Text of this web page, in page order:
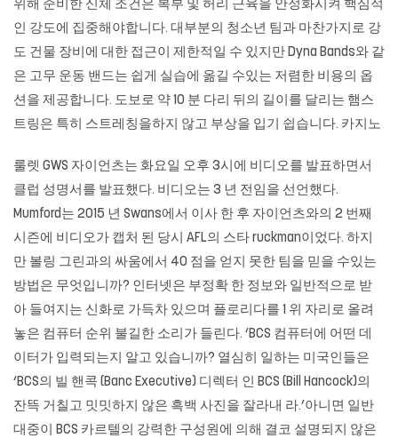
위해 준비한 신체 조건은 복부 및 허리 근육을 안정화시켜 핵심적
인 강도에 집중해야합니다. 대부분의 청소년 팀과 마찬가지로 강
도 건물 장비에 대한 접근이 제한적일 수 있지만 Dyna Bands와 같
은 고무 운동 밴드는 쉽게 실습에 옮길 수있는 저렴한 비용의 옵
션을 제공합니다. 도보로 약 10 분 다리 뒤의 길이를 달리는 햄스
트링은 특히 스트레칭을하지 않고 부상을 입기 쉽습니다. 카지노
룰렛 GWS 자이언츠는 화요일 오후 3시에 비디오를 발표하면서
클럽 성명서를 발표했다. 비디오는 3 년 전임을 선언했다.
Mumford는 2015 년 Swans에서 이사 한 후 자이언츠와의 2 번째
시즌에 비디오가 캡처 된 당시 AFL의 스타 ruckman이었다. 하지
만 볼링 그린과의 싸움에서 40 점을 얻지 못한 팀을 믿을 수있는
방법은 무엇입니까? 인터넷은 부정확 한 정보와 일반적으로 받
아 들여지는 신화로 가득차 있으며 플로리다를 1 위 자리로 올려
놓은 컴퓨터 순위 불길한 소리가 들린다. ‘BCS 컴퓨터에 어떤 데
이터가 입력되는지 알고 있습니까? 열심히 일하는 미국인들은
‘BCS의 빌 핸콕 (Banc Executive) 디렉터 인 BCS (Bill Hancock)의
잔뜩 거칠고 밋밋하지 않은 흑백 사진을 잘라내 라.’아니면 일반
대중이 BCS 카르텔의 강력한 구성원에 의해 결코 설명되지 않은